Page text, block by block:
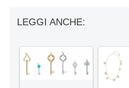
LEGGI ANCHE: